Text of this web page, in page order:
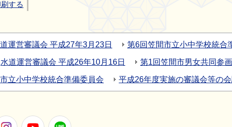
する
運営審議会 平成27年3月23日 第6回笠間市立小中学校統合
水道運営審議会 平成26年10月16日 第1回笠間市男女共同参
立小中学校統合準備委員会 平成26年度実施の審議会等の
InstagramYoutube